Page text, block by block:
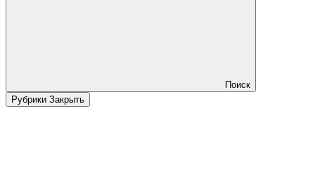
Поиск
Рубрики Закрыть